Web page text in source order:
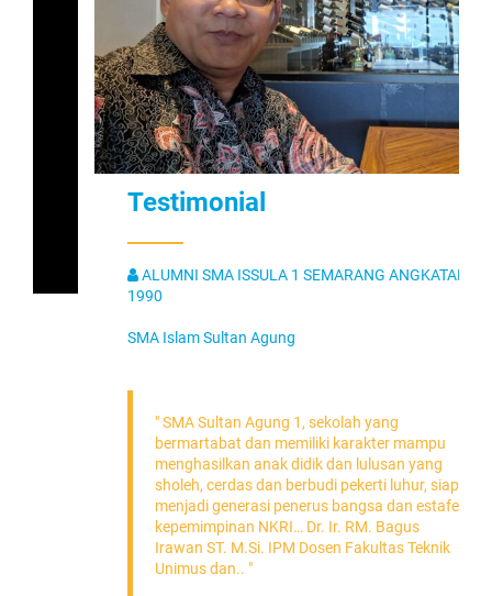
Testimonial
ALUMNI SMA ISSULA 1 SEMARANG ANGKATAN
1990
SMA Islam Sultan Agung
" SMA Sultan Agung 1, sekolah yang
bermartabat dan memiliki karakter mampu
menghasilkan anak didik dan lulusan yang
sholeh, cerdas dan berbudi pekerti luhur, siap
menjadi generasi penerus bangsa dan estafet
kepemimpinan NKRI… Dr. Ir. RM. Bagus
Irawan ST. M.Si. IPM Dosen Fakultas Teknik
Unimus dan.. "